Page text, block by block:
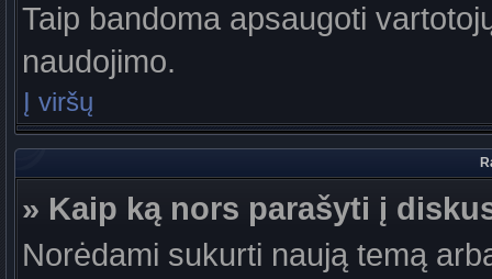
Taip bandoma apsaugoti
naudojimo.
Į viršų
» Kaip ką nors parašyti į
Norėdami sukurti naują temą